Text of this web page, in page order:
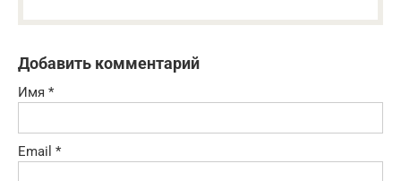
Добавить комментарий
Имя *
Email *